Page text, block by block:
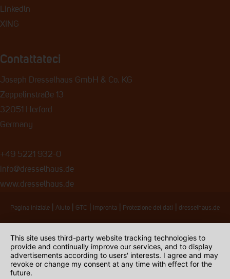
Linkedln
XING
Contattateci
Joseph Dresselhaus GmbH & Co. KG
Zeppelinstraße 13
32051 Herford
Germany
+49 5221 932-0
info@dresselhaus.de
www.dresselhaus.de
Pagina iniziale Aiuto GTC Impronta Protezione dei dati dresselhaus.de
This site uses third-party website tracking technologies to
provide and continually improve our services, and to display
advertisements according to users' interests. I agree and may
revoke or change my consent at any time with effect for the
future.